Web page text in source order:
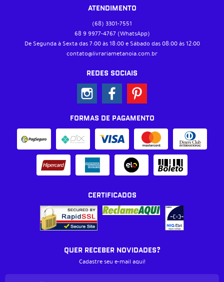
ATENDIMENTO
(68) 3301-7551
68 9 9977-4767 (WhatsApp)
De Segunda à Sexta das 7:00 às 18:00 e Sábado das 08:00 às 12:00
contato@livrariametanoia.com.br
REDES SOCIAIS
FORMAS DE PAGAMENTO
CERTIFICADOS
QUER RECEBER NOVIDADES?
Cadastre seu e-mail aqui!